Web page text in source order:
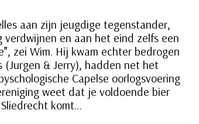
aan zijn jeugdige tegenstander,
en aan het eind zelfs een
zei Wim. Hij kwam echter bedrogen
(Jurgen & Jerry), hadden net het
Capelse oorlogsvoering
weet dat je voldoende bier
komt…